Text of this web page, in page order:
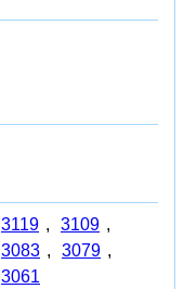
3119 , 3109 ,
3083 , 3079 ,
3061